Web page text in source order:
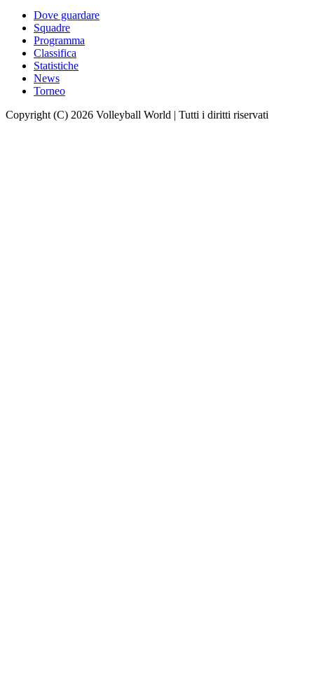
Dove guardare
Squadre
Programma
Classifica
Statistiche
News
Torneo
Copyright (C) 2026 Volleyball World | Tutti i diritti riservati